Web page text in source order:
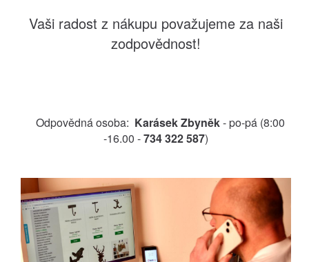
Vaši radost z nákupu považujeme za naši
zodpovědnost!
Odpovědná osoba: Karásek Zbyněk- po-pá (8:00
-16.00 -734 322 587)